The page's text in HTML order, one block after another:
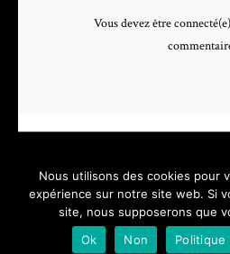
Vous devez être
PHOTOGRAPHE & VIDEASTE
Nous utilisons des cookies pour
expérience sur notre site web. Si
site, nous supposerons que
Ok
Non